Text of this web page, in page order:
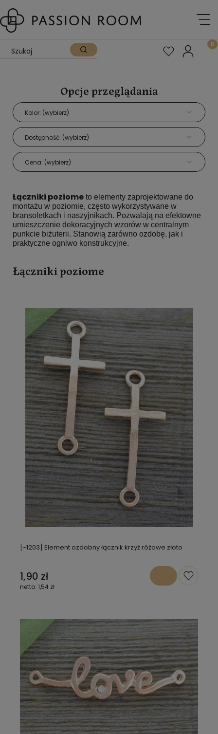
Opcje przeglądania
Kolor: (wybierz)
Dostępność: (wybierz)
Cena: (wybierz)
Łączniki poziome to elementy zaprojektowane do
montażu w poziomie, często wykorzystywane w
bransoletkach i naszyjnikach. Pozwalają na efektowne
umieszczenie dekoracyjnych wzorów w centralnym
punkcie biżuterii. Stanowią zarówno ozdobę, jak i
praktyczne ogniwo konstrukcyjne.
Łączniki poziome
[-1203] Element ozdobny łącznik krzyż różowe złoto
1,90 zł
1,54 zł